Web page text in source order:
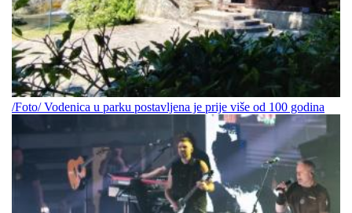
/Foto/ Vodenica u parku postavljena je prije više od 100 godina